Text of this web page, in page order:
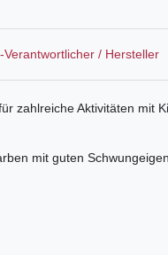
Verantwortlicher / Hersteller
zahlreiche Aktivitäten mit
mit guten